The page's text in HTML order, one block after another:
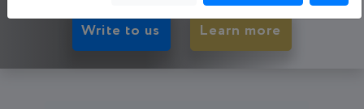
Write to us Learn more